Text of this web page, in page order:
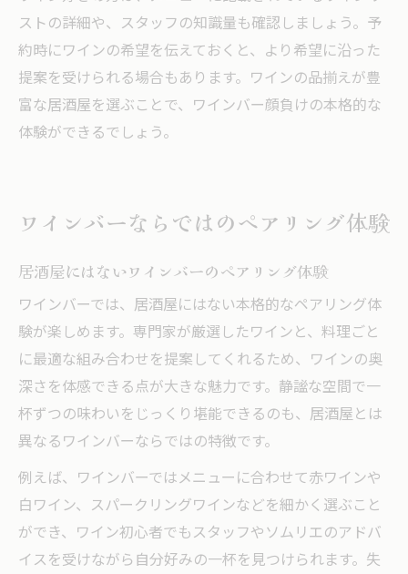
ストの詳細や、スタッフの知識量も確認しましょう。予
約時にワインの希望を伝えておくと、より希望に沿った
提案を受けられる場合もあります。ワインの品揃えが豊
富な居酒屋を選ぶことで、ワインバー顔負けの本格的な
体験ができるでしょう。
ワインバーならではのペアリング体験
居酒屋にはないワインバーのペアリング体験
ワインバーでは、居酒屋にはない本格的なペアリング体
験が楽しめます。専門家が厳選したワインと、料理ごと
に最適な組み合わせを提案してくれるため、ワインの奥
深さを体感できる点が大きな魅力です。静謐な空間で一
杯ずつの味わいをじっくり堪能できるのも、居酒屋とは
異なるワインバーならではの特徴です。
例えば、ワインバーではメニューに合わせて赤ワインや
白ワイン、スパークリングワインなどを細かく選ぶこと
ができ、ワイン初心者でもスタッフやソムリエのアドバ
イスを受けながら自分好みの一杯を見つけられます。失